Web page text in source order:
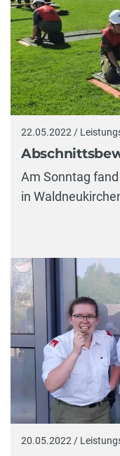
22.05.2022 /
Am Sonntag
in
20.05.2022 /